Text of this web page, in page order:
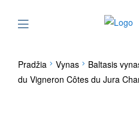
Pradžia Vynas Baltasis
du Vigneron Côtes du Jura